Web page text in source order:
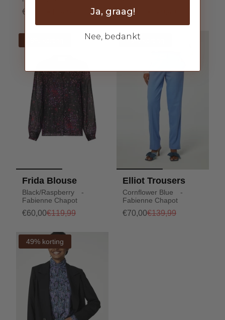
€60,00 €65,00
Frida Blouse
Black/Raspberry -
Fabienne Chapot
€60,00€119,99
49% korting
Elliot Trousers
Cornflower Blue -
Fabienne Chapot
€70,00€139,99
49% korting
Ja, graag!
Nee, bedankt